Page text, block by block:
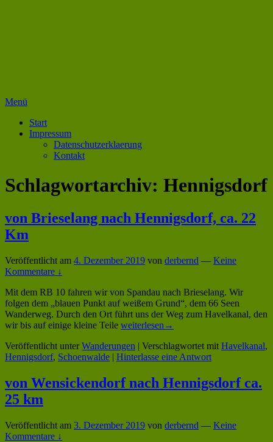
Menü
Primäres
Menü
Start
Impressum
Datenschutzerklaerung
Kontakt
Schlagwortarchiv: Hennigsdorf
von Brieselang nach Hennigsdorf, ca. 22
Km
Veröffentlicht am 4. Dezember 2019 von derbernd — Keine
Kommentare ↓
Mit dem RB 10 fahren wir von Spandau nach Brieselang. Wir
folgen dem „blauen Punkt auf weißem Grund“, dem 66 Seen
Wanderweg. Durch den Ort führt uns der Weg zum Havelkanal, den
wir bis auf einige kleine Teile von
nach
Hennigsdorf,
22
Km
weiterlesen →
Veröffentlicht unter Wanderungen | Verschlagwortet mit Havelkanal,
Hennigsdorf, Schoenwalde | Hinterlasse eine Antwort
von Wensickendorf nach Hennigsdorf ca.
25 km
Veröffentlicht am 3. Dezember 2019 von derbernd — Keine
Kommentare ↓